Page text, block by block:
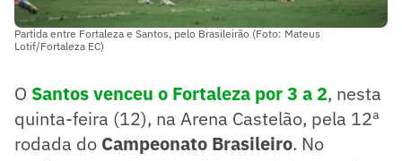
Partida entre Fortaleza e Santos, pelo Brasileirão (Foto: Mateus
Lotif/Fortaleza EC)
O Santos venceu o Fortaleza por 3 a 2, nesta
quinta-feira (12), na Arena Castelão, pela 12ª
rodada do Campeonato Brasileiro. No